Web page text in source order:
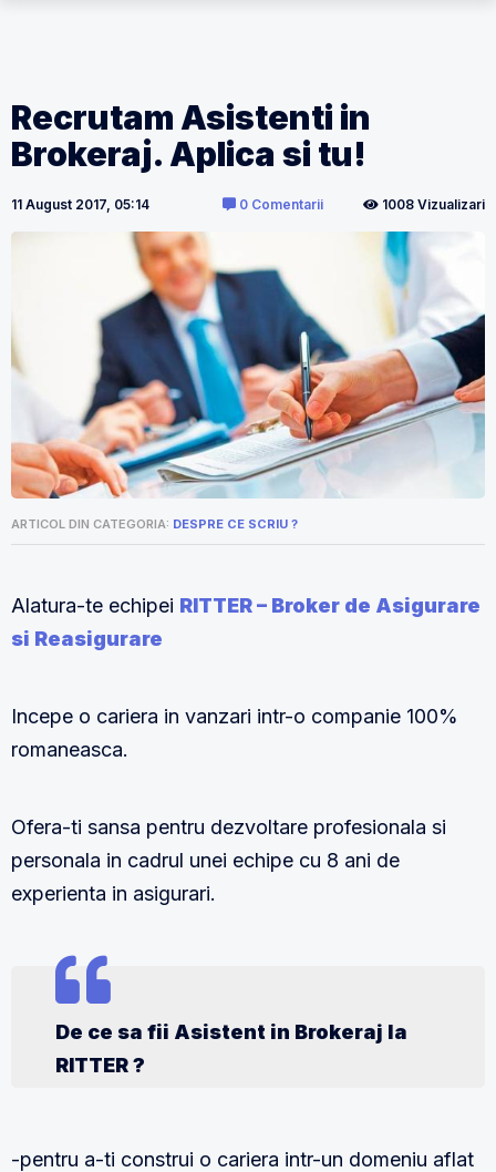
Recrutam Asistenti in
Brokeraj. Aplica si tu!
11 August 2017, 05:14 0 Comentarii 1008 Vizualizari
ARTICOL DIN CATEGORIA: DESPRE CE SCRIU ?
Alatura-te echipei RITTER – Broker de Asigurare
si Reasigurare
Incepe o cariera in vanzari intr-o companie 100%
romaneasca.
Ofera-ti sansa pentru dezvoltare profesionala si
personala in cadrul unei echipe cu 8 ani de
experienta in asigurari.
De ce sa fii Asistent in Brokeraj la
RITTER ?
-pentru a-ti construi o cariera intr-un domeniu aflat